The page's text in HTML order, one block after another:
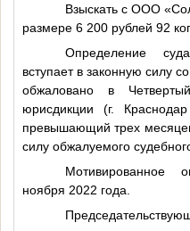
Взыскать с ООО
размере 6 200 рублей 92
Определение
вступает в законную силу
обжаловано в
юрисдикции (г.
превышающий трех
силу обжалуемого
Мотивированное
ноября 2022 года.